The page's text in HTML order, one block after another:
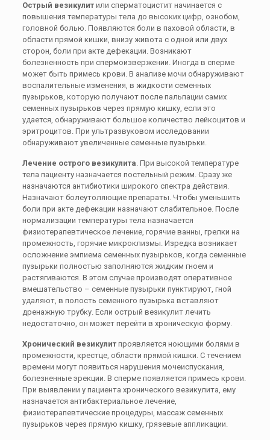
Острый везикулитили сперматоцистит начинается с
повышения температуры тела до высоких цифр, ознобом,
головной болью. Появляются боли в паховой области, в
области прямой кишки, внизу живота с одной или двух
сторон, боли при акте дефекации. Возникают
болезненность при спермоизвержении. Иногда в сперме
может быть примесь крови. В анализе мочи обнаруживают
воспалительные изменения, в жидкости семенных
пузырьков, которую получают после пальпации самих
семенных пузырьков через прямую кишку, если это
удается, обнаруживают большое количество лейкоцитов и
эритроцитов. При ультразвуковом исследовании
обнаруживают увеличенные семенные пузырьки.
Лечение острого везикулита. При высокой температуре
тела пациенту назначается постельный режим. Сразу же
назначаются антибиотики широкого спектра действия.
Назначают болеутоляющие препараты. Чтобы уменьшить
боли при акте дефекации назначают слабительное. После
нормализации температуры тела назначается
физиотерапевтическое лечение, горячие ванны, грелки на
промежность, горячие микроклизмы. Изредка возникает
осложнение эмпиема семенных пузырьков, когда семенные
пузырьки полностью заполняются жидким гноем и
растягиваются. В этом случае производят оперативное
вмешательство – семенные пузырьки пунктируют, гной
удаляют, в полость семенного пузырька вставляют
дренажную трубку. Если острый везикулит лечить
недостаточно, он может перейти в хроническую форму.
Хронический везикулит проявляется ноющими болями в
промежности, крестце, области прямой кишки. С течением
времени могут появиться нарушения мочеиспускания,
болезненные эрекции. В сперме появляется примесь крови.
При выявлении у пациента хронического везикулита, ему
назначается антибактериальное лечение,
физиотерапевтические процедуры, массаж семенных
пузырьков через прямую кишку, грязевые аппликации.